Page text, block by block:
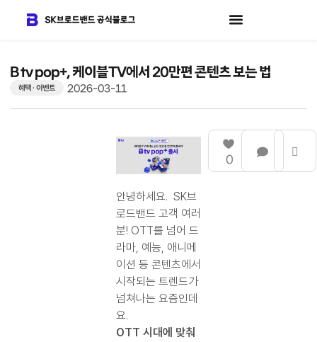
B tv pop+, 케이블TV에서 20만편 콘텐츠 보는 법
혜택 · 이벤트 2026-03-11
0
안녕하세요. SK브
로드밴드 고객 여러
분! OTT를 넘어 드
라마, 예능, 애니메
이션 등 콘텐츠에서
시작되는 트렌드가
넘쳐나는 요즘인데
요.
OTT 시대에 맞춰